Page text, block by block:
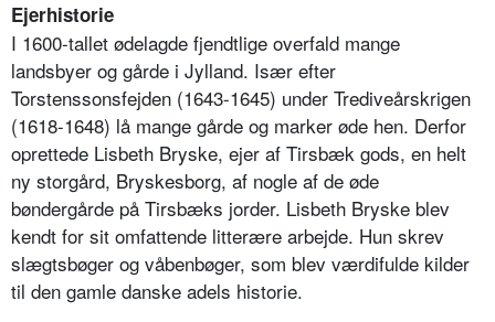
Ejerhistorie
I 1600-tallet ødelagde fjendtlige overfald mange
landsbyer og gårde i Jylland. Især efter
Torstenssonsfejden (1643-1645) under Trediveårskrigen
(1618-1648) lå mange gårde og marker øde hen. Derfor
oprettede Lisbeth Bryske, ejer af Tirsbæk gods, en helt
ny storgård, Bryskesborg, af nogle af de øde
bøndergårde på Tirsbæks jorder. Lisbeth Bryske blev
kendt for sit omfattende litterære arbejde. Hun skrev
slægtsbøger og våbenbøger, som blev værdifulde kilder
til den gamle danske adels historie.